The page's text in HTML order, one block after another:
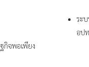
กิจพอเพียง
ระ
อป